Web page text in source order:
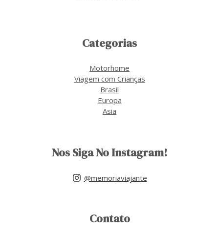
Categorias
Motorhome
Viagem com Crianças
Brasil
Europa
Asia
Nos Siga No Instagram!
@memoriaviajante
Contato